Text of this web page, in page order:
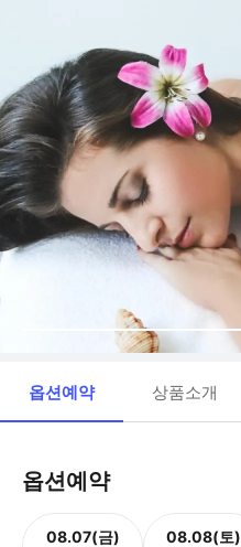
옵션예약 상품소개
옵션예약
08.07(금) 08.08(토)